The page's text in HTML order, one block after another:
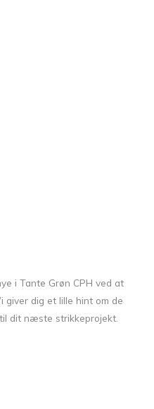
i Tante Grøn CPH ved at
giver dig et lille hint om de
dit næste strikkeprojekt.